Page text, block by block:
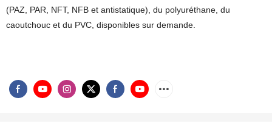
(PAZ, PAR, NFT, NFB et antistatique), du polyuréthane, du
caoutchouc et du PVC, disponibles sur demande.